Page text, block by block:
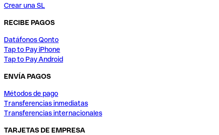
Crear una SL
RECIBE PAGOS
Datáfonos Qonto
Tap to Pay iPhone
Tap to Pay Android
ENVÍA PAGOS
Métodos de pago
Transferencias inmediatas
Transferencias internacionales
TARJETAS DE EMPRESA